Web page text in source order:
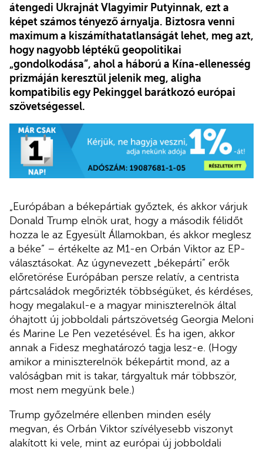
átengedi Ukrajnát Vlagyimir Putyinnak, ezt a
képet számos tényező árnyalja. Biztosra venni
maximum a kiszámíthatatlanságát lehet, meg azt,
hogy nagyobb léptékű geopolitikai
„gondolkodása”, ahol a háború a Kína-ellenesség
prizmáján keresztül jelenik meg, aligha
kompatibilis egy Pekinggel barátkozó európai
szövetségessel.
„Európában a békepártiak győztek, és akkor várjuk
Donald Trump elnök urat, hogy a második félidőt
hozza le az Egyesült Államokban, és akkor meglesz
a béke” – értékelte az M1-en Orbán Viktor az EP-
választásokat. Az úgynevezett „békepárti” erők
előretörése Európában persze relatív, a centrista
pártcsaládok megőrizték többségüket, és kérdéses,
hogy megalakul-e a magyar miniszterelnök által
óhajtott új jobboldali pártszövetség Georgia Meloni
és Marine Le Pen vezetésével. És ha igen, akkor
annak a Fidesz meghatározó tagja lesz-e. (Hogy
amikor a miniszterelnök békepártit mond, az a
valóságban mit is takar, tárgyaltuk már többször,
most nem megyünk bele.)
Trump győzelmére ellenben minden esély
megvan, és Orbán Viktor szívélyesebb viszonyt
alakított ki vele, mint az európai új jobboldali